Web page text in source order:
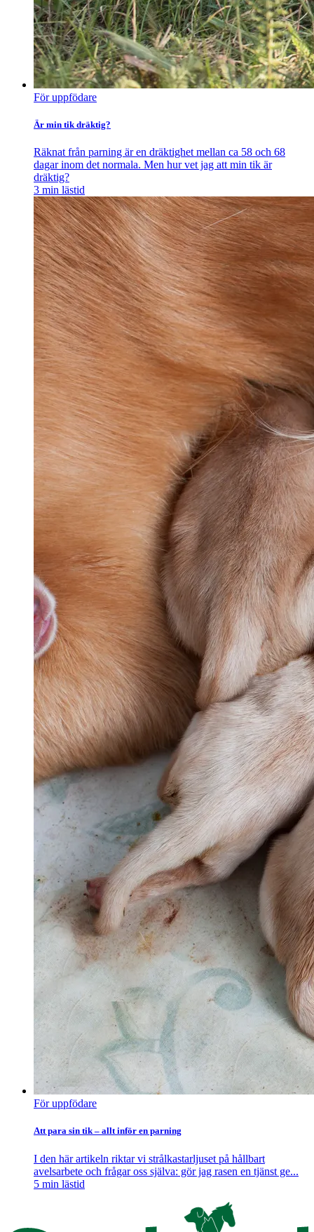
För uppfödare
Är min tik dräktig?
Räknat från parning är en dräktighet mellan ca 58 och 68
dagar inom det normala. Men hur vet jag att min tik är
dräktig?
3 min lästid
För uppfödare
Att para sin tik – allt inför en parning
I den här artikeln riktar vi strålkastarljuset på hållbart
avelsarbete och frågar oss själva: gör jag rasen en tjänst ge...
5 min lästid